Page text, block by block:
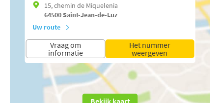
15, chemin de Miquelenia
64500Saint-Jean-de-Luz
Uw route
Vraag om
informatie
Het nummer
weergeven
Bekijk kaart